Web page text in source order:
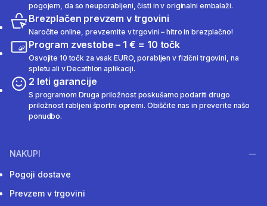
pogojem, da so neuporabljeni, čisti in v originalni embalaži.
Brezplačen prevzem v trgovini
Naročite online, prevzemite v trgovini – hitro in brezplačno!
Program zvestobe – 1 € = 10 točk
Osvojite 10 točk za vsak EURO, porabljen v fizični trgovini, na
spletu ali v Decathlon aplikaciji.
2 leti garancije
S programom Druga priložnost poskušamo podariti drugo
priložnost rabljeni športni opremi. Obiščite nas in preverite našo
ponudbo.
NAKUPI
Pogoji dostave
Prevzem v trgovini